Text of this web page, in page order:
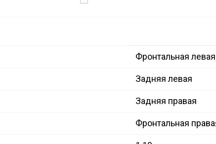
Фронтальная левая
Задняя левая
Задняя правая
Фронтальная